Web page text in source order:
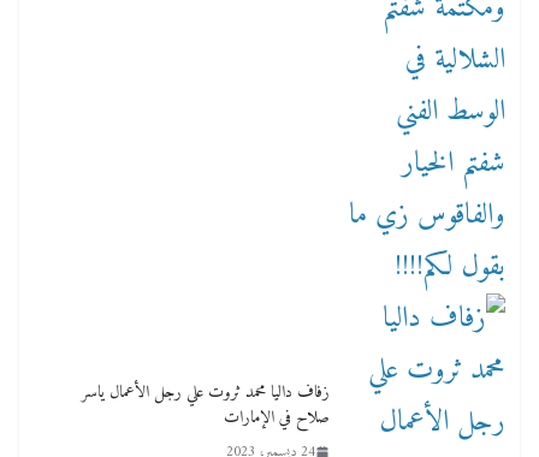
زفاف داليا محمد ثروت علي رجل الأعمال ياسر
صلاح في الإمارات